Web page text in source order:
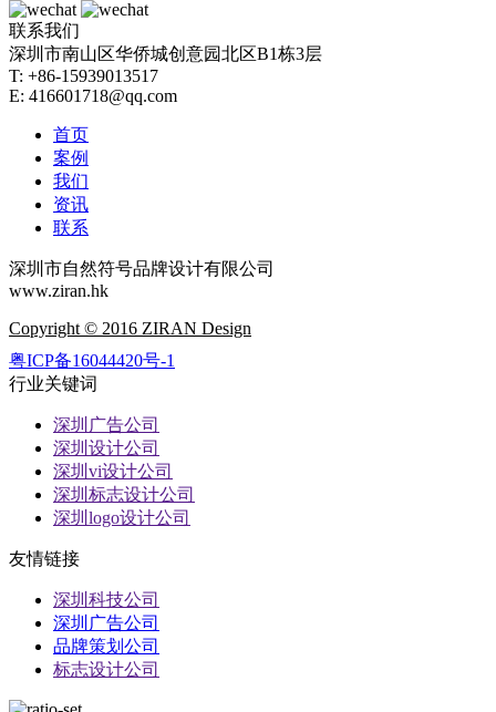
联系我们
深圳市南山区华侨城创意园北区B1栋3层
T: +86-15939013517
E: 416601718@qq.com
首页
案例
我们
资讯
联系
深圳市自然符号品牌设计有限公司
www.ziran.hk
Copyright © 2016 ZIRAN Design
粤ICP备16044420号-1
行业关键词
深圳广告公司
深圳设计公司
深圳vi设计公司
深圳标志设计公司
深圳logo设计公司
友情链接
深圳科技公司
深圳广告公司
品牌策划公司
标志设计公司